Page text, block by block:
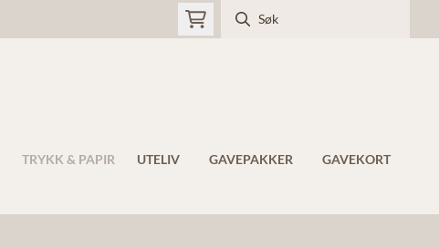
TRYKK & PAPIR UTELIV GAVEPAKKER GAVEKORT